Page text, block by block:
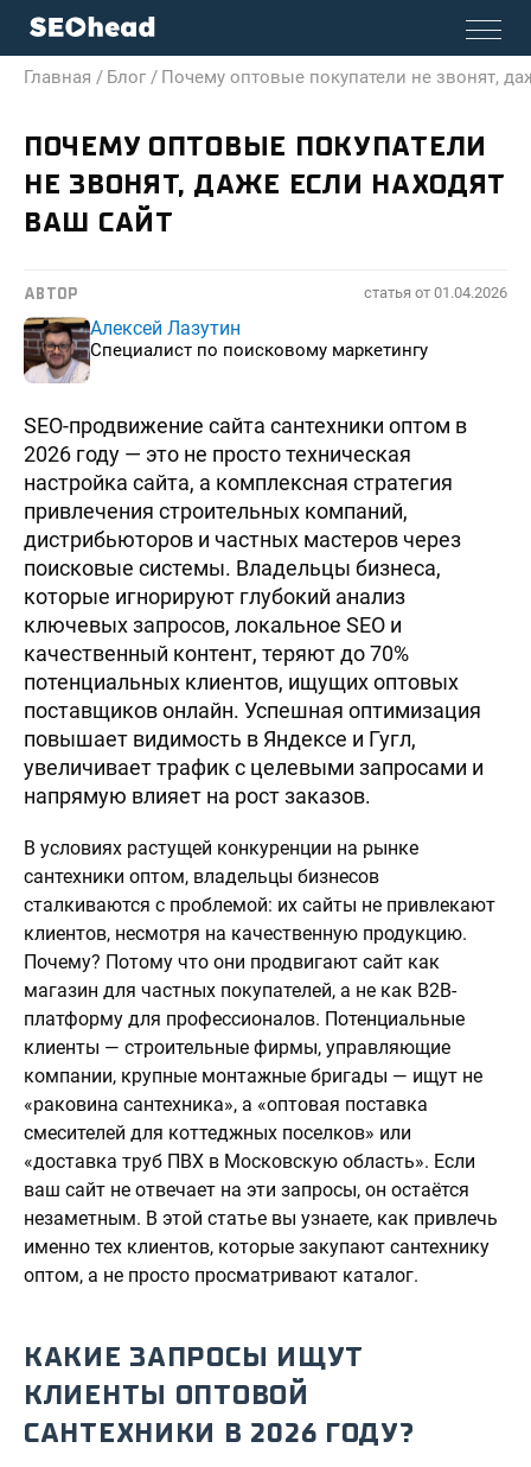
Главная / Блог / Почему оптовые покупатели не звонят,
ПОЧЕМУ ОПТОВЫЕ ПОКУПАТЕЛИ
НЕ ЗВОНЯТ, ДАЖЕ ЕСЛИ НАХОДЯТ
ВАШ САЙТ
АВТОР статья от 01.04.2026
Алексей Лазутин
Специалист по поисковому маркетингу
SEO-продвижение сайта сантехники оптом в
2026 году — это не просто техническая
настройка сайта, а комплексная стратегия
привлечения строительных компаний,
дистрибьюторов и частных мастеров через
поисковые системы. Владельцы бизнеса,
которые игнорируют глубокий анализ
ключевых запросов, локальное SEO и
качественный контент, теряют до 70%
потенциальных клиентов, ищущих оптовых
поставщиков онлайн. Успешная оптимизация
повышает видимость в Яндексе и Гугл,
увеличивает трафик с целевыми запросами и
напрямую влияет на рост заказов.
В условиях растущей конкуренции на рынке
сантехники оптом, владельцы бизнесов
сталкиваются с проблемой: их сайты не привлекают
клиентов, несмотря на качественную продукцию.
Почему? Потому что они продвигают сайт как
магазин для частных покупателей, а не как B2B-
платформу для профессионалов. Потенциальные
клиенты — строительные фирмы, управляющие
компании, крупные монтажные бригады — ищут не
«раковина сантехника», а «оптовая поставка
смесителей для коттеджных поселков» или
«доставка труб ПВХ в Московскую область». Если
ваш сайт не отвечает на эти запросы, он остаётся
незаметным. В этой статье вы узнаете, как привлечь
именно тех клиентов, которые закупают сантехнику
оптом, а не просто просматривают каталог.
КАКИЕ ЗАПРОСЫ ИЩУТ
КЛИЕНТЫ ОПТОВОЙ
САНТЕХНИКИ В 2026 ГОДУ?